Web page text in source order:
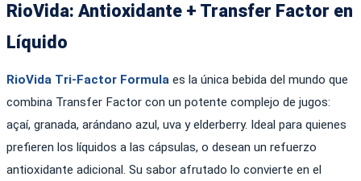
RioVida: Antioxidante + Transfer Factor en
Líquido
RioVida Tri-Factor Formula es la única bebida del mundo que
combina Transfer Factor con un potente complejo de jugos:
açaí, granada, arándano azul, uva y elderberry. Ideal para quienes
prefieren los líquidos a las cápsulas, o desean un refuerzo
antioxidante adicional. Su sabor afrutado lo convierte en el